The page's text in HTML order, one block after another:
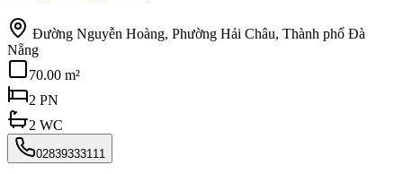
Đường Nguyễn Hoàng, Phường Hải Châu, Thành phố Đà
Nẵng
70.00 m²
2 PN
2 WC
02839333111